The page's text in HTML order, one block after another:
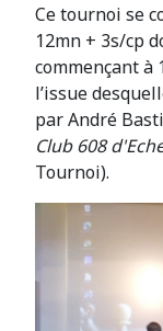
Ce tournoi se
12mn + 3s/cp
commençant à
l’issue
par André
Club 608
Tournoi).